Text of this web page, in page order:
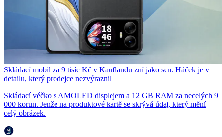
Skládací mobil za 9 tisíc Kč v Kauflandu zní jako sen. Háček je v
detailu, který prodejce nezvýraznil
Skládací véčko s AMOLED displejem a 12 GB RAM za necelých 9
000 korun. Jenže na produktové kartě se skrývá údaj, který mění
celý obrázek.